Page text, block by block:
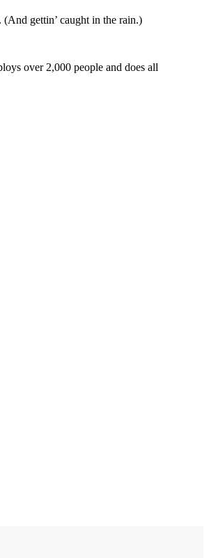
gettin’ caught in the rain.)
over 2,000 people and does all